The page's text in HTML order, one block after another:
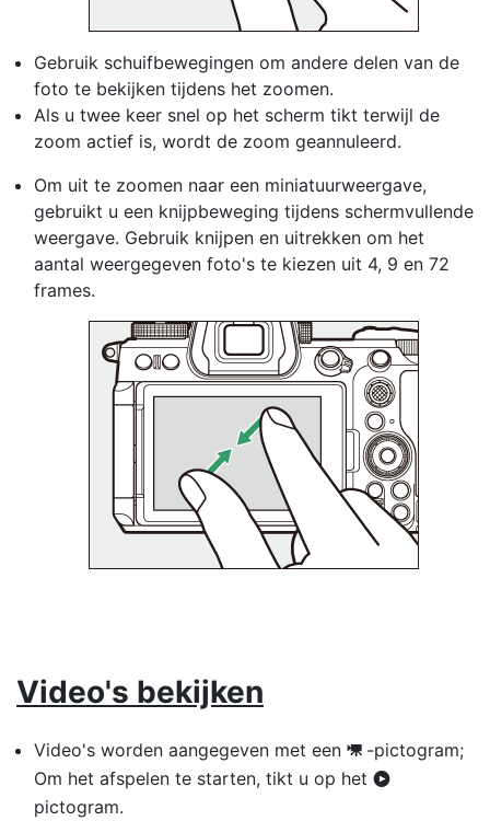
Gebruik schuifbewegingen om andere delen van de
foto te bekijken tijdens het zoomen.
Als u twee keer snel op het scherm tikt terwijl de
zoom actief is, wordt de zoom geannuleerd.
Om uit te zoomen naar een miniatuurweergave,
gebruikt u een knijpbeweging tijdens schermvullende
weergave. Gebruik knijpen en uitrekken om het
aantal weergegeven foto's te kiezen uit 4, 9 en 72
frames.
Video's bekijken
Video's worden aangegeven met een 1 -pictogram;
Om het afspelen te starten, tikt u op het a
pictogram.